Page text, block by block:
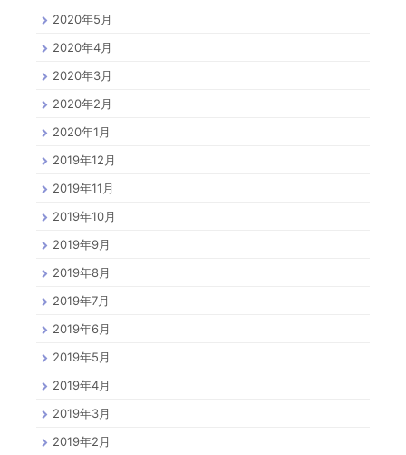
2020年5月
2020年4月
2020年3月
2020年2月
2020年1月
2019年12月
2019年11月
2019年10月
2019年9月
2019年8月
2019年7月
2019年6月
2019年5月
2019年4月
2019年3月
2019年2月